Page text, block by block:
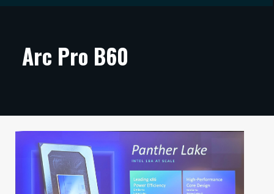
ARTIKKELIT
TECHBBS
TIETOA
HINTA.FI
Arc Pro B60